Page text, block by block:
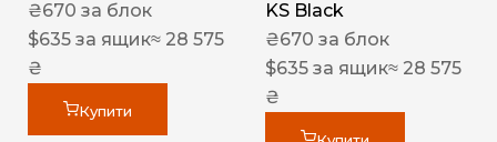
₴670 за блок
$635 за ящик≈ 28 575
₴
Купити
KS Black
₴670 за блок
$635 за ящик≈ 28 575
₴